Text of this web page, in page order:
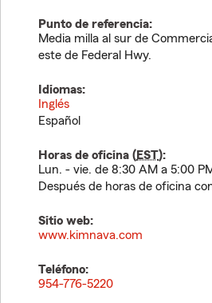
Punto de referencia:
Media milla al sur de
este de Federal Hwy.
Idiomas:
Inglés
Español
Horas de oficina (EST):
Lun. - vie. de 8:30 AM a 5:00
Después de horas de oficina
Sitio web:
www.kimnava.com
Teléfono:
954-776-5220